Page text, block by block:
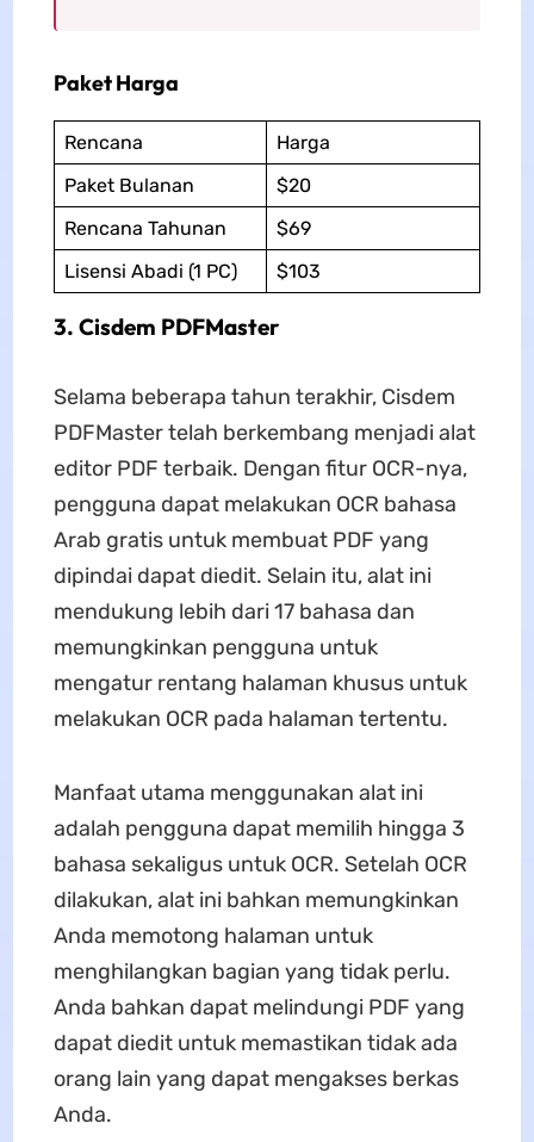
Paket Harga
Rencana
Harga
Paket Bulanan
$20
Rencana Tahunan
$69
Lisensi Abadi (1 PC)
$103
3. Cisdem PDFMaster
Selama beberapa tahun terakhir, Cisdem
PDFMaster telah berkembang menjadi alat
editor PDF terbaik. Dengan fitur OCR-nya,
pengguna dapat melakukan OCR bahasa
Arab gratis untuk membuat PDF yang
dipindai dapat diedit. Selain itu, alat ini
mendukung lebih dari 17 bahasa dan
memungkinkan pengguna untuk
mengatur rentang halaman khusus untuk
melakukan OCR pada halaman tertentu.
Manfaat utama menggunakan alat ini
adalah pengguna dapat memilih hingga 3
bahasa sekaligus untuk OCR. Setelah OCR
dilakukan, alat ini bahkan memungkinkan
Anda memotong halaman untuk
menghilangkan bagian yang tidak perlu.
Anda bahkan dapat melindungi PDF yang
dapat diedit untuk memastikan tidak ada
orang lain yang dapat mengakses berkas
Anda.